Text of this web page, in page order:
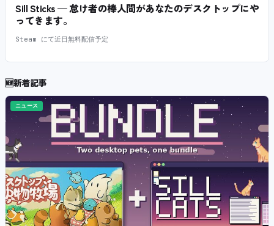
Sill Sticks — 怠け者の棒人間があなたのデスクトップにや
ってきます。
Steam にて近日無料配信予定
🆕新着記事
ニュース